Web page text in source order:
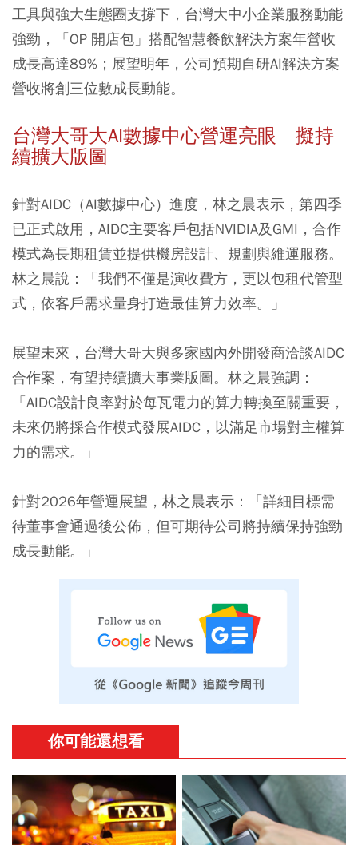
工具與強大生態圈支撐下，台灣大中小企業服務動能
強勁，「OP 開店包」搭配智慧餐飲解決方案年營收
成長高達89%；展望明年，公司預期自研AI解決方案
營收將創三位數成長動能。
台灣大哥大AI數據中心營運亮眼 擬持
續擴大版圖
針對AIDC（AI數據中心）進度，林之晨表示，第四季
已正式啟用，AIDC主要客戶包括NVIDIA及GMI，合作
模式為長期租賃並提供機房設計、規劃與維運服務。
林之晨說：「我們不僅是演收費方，更以包租代管型
式，依客戶需求量身打造最佳算力效率。」
展望未來，台灣大哥大與多家國內外開發商洽談AIDC
合作案，有望持續擴大事業版圖。林之晨強調：
「AIDC設計良率對於每瓦電力的算力轉換至關重要，
未來仍將採合作模式發展AIDC，以滿足市場對主權算
力的需求。」
針對2026年營運展望，林之晨表示：「詳細目標需
待董事會通過後公佈，但可期待公司將持續保持強勁
成長動能。」